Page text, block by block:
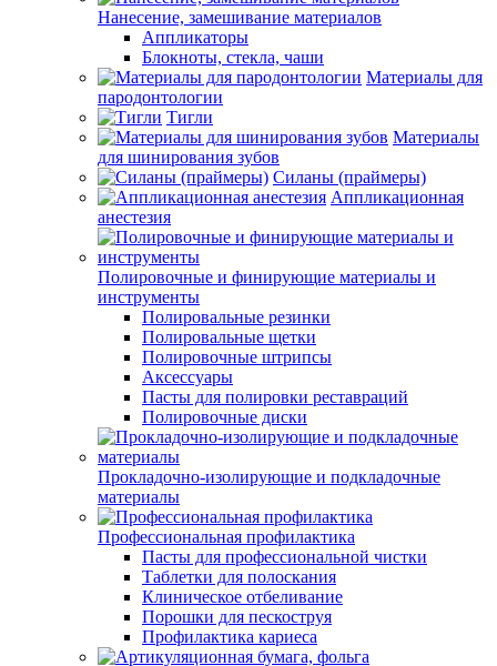
Нанесение, замешивание материалов
Аппликаторы
Блокноты, стекла, чаши
Материалы для
пародонтологии
Тигли
Материалы
для шинирования зубов
Силаны (праймеры)
Аппликационная
анестезия
Полировочные и финирующие материалы и
инструменты
Полировальные резинки
Полировальные щетки
Полировочные штрипсы
Аксессуары
Пасты для полировки реставраций
Полировочные диски
Прокладочно-изолирующие и подкладочные
материалы
Профессиональная профилактика
Пасты для профессиональной чистки
Таблетки для полоскания
Клиническое отбеливание
Порошки для пескоструя
Профилактика кариеса